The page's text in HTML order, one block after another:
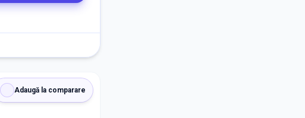
Adaugă la comparare